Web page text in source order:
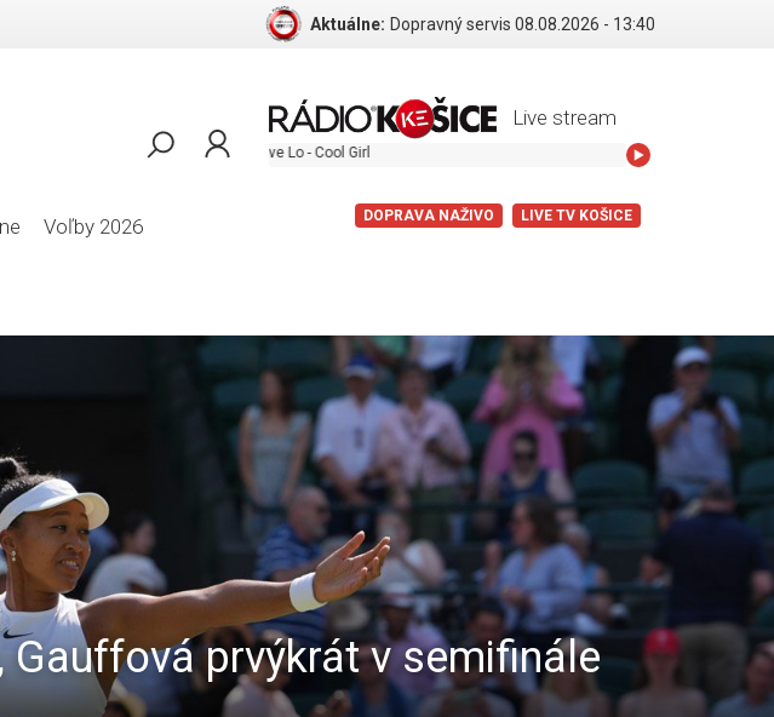
Aktuálne: Dopravný servis 08.08.2026 - 13:40
Voľby 2026
Live stream
Tove Lo - Cool Girl
DOPRAVA NAŽIVO LIVE TV KOŠICE
prvýkrát v semifinále